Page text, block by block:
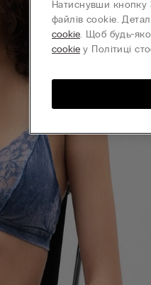
Натиснувши кнопку
файлів cookie.
cookie. Щоб будь-
cookie у Політиці